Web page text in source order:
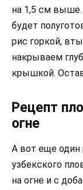
на 1,5 см выше.
будет
рис горкой,
накрываем
крышкой.
Рецепт
огне
А вот еще один
узбекского
на огне и с